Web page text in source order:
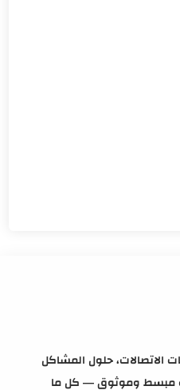
حلول المشاكل
مبسط وموثوق — كل ما